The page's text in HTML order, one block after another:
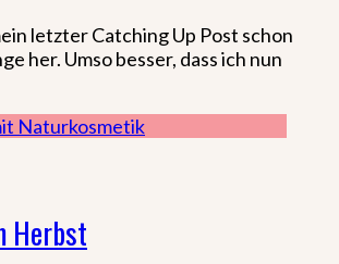
letzter Catching Up Post schon
her. Umso besser, dass ich nun
Herbst